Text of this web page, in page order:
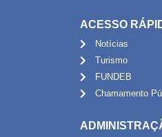
ACESSO
Notícias
Turismo
FUNDEB
Chamamento